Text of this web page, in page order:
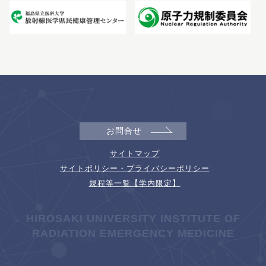
お問合せ
サイトマップ
サイトポリシー・プライバシーポリシー
規程等一覧【学内限定】
HIROSAKI UNIVERSITY INSTITUTE OF
RADIATION EMERGENCY MEDICINE